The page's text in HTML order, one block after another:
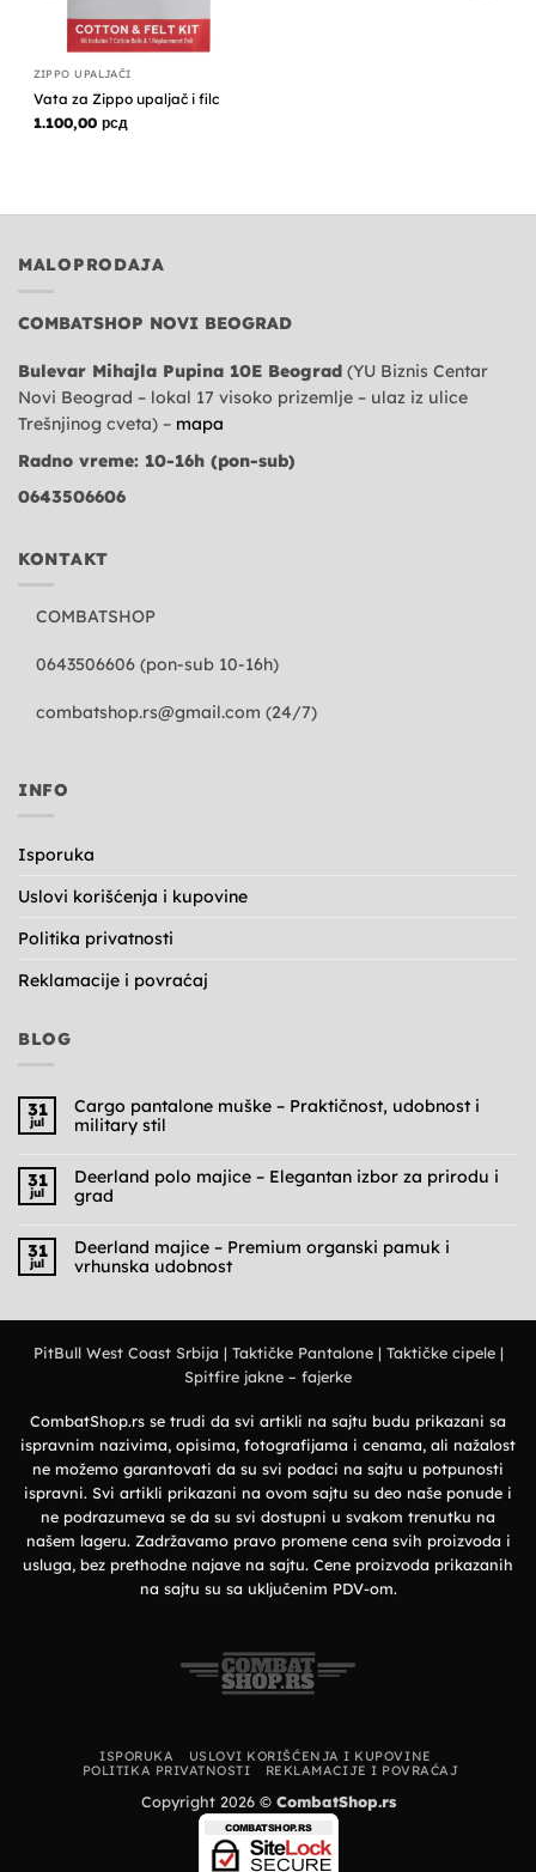
ZIPPO UPALJAČI
Vata za Zippo upaljač i filc
1.100,00 рсд
MALOPRODAJA
COMBATSHOP NOVI BEOGRAD
Bulevar Mihajla Pupina 10E Beograd (YU Biznis Centar
Novi Beograd – lokal 17 visoko prizemlje – ulaz iz ulice
Trešnjinog cveta) – mapa
Radno vreme: 10-16h (pon-sub)
0643506606
KONTAKT
COMBATSHOP
0643506606 (pon-sub 10-16h)
combatshop.rs@gmail.com (24/7)
INFO
Isporuka
Uslovi korišćenja i kupovine
Politika privatnosti
Reklamacije i povraćaj
BLOG
31
jul
Cargo pantalone muške – Praktičnost, udobnost i
military stil
na
Cargo
pantalone
muške
Praktičnost,
udobnost
i
military
31
jul
Deerland polo majice – Elegantan izbor za prirodu i
grad
na
Deerland
polo
izbor
prirodu
i
31
jul
Deerland majice – Premium organski pamuk i
vrhunska udobnost
–
vrhunska
udobnost
PitBull West Coast Srbija | Taktičke Pantalone| Taktičke cipele|
Spitfire jakne – fajerke
CombatShop.rs se trudi da svi artikli na sajtu budu prikazani sa
ispravnim nazivima, opisima, fotografijama i cenama, ali nažalost
ne možemo garantovati da su svi podaci na sajtu u potpunosti
ispravni. Svi artikli prikazani na ovom sajtu su deo naše ponude i
ne podrazumeva se da su svi dostupni u svakom trenutku na
našem lageru. Zadržavamo pravo promene cena svih proizvoda i
usluga, bez prethodne najave na sajtu. Cene proizvoda prikazanih
na sajtu su sa uključenim PDV-om.
ISPORUKA
USLOVI KORIŠĆENJA I KUPOVINE
POLITIKA PRIVATNOSTI
REKLAMACIJE I POVRAĆAJ
Copyright 2026 © CombatShop.rs